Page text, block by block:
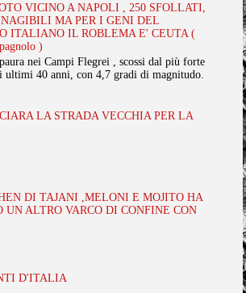
VICINO A NAPOLI , 250 SFOLLATI,
MA PER I GENI DEL
ITALIANO IL ROBLEMA E' CEUTA (
)
nei Campi Flegrei , scossi dal più forte
ultimi 40 anni, con 4,7 gradi di magnitudo.
LA STRADA VECCHIA PER LA
DI TAJANI ,MELONI E MOJITO HA
UN ALTRO VARCO DI CONFINE CON
D'ITALIA